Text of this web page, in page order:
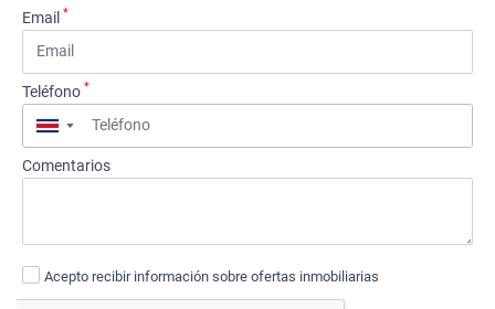
Email *
Teléfono *
▼
Comentarios
Acepto recibir información sobre ofertas inmobiliarias